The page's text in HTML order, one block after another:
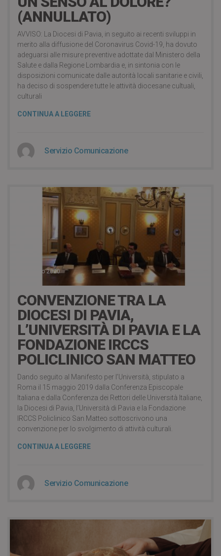
(ANNULLATO)
AVVISO: La Diocesi di Pavia, in seguito ai recenti sviluppi in
merito alla diffusione del Coronavirus Covid-19, ha dovuto
adeguarsi alle misure preventive adottate dal Ministero della
Salute e dalla Regione Lombardia e, in sintonia con le
disposizioni comunicate dalle autorità locali sanitarie e civili,
ha deciso di sospendere tutte le attività diocesane cultuali,
culturali
CONTINUA A LEGGERE
Servizio Comunicazione
1 Gennaio 2020
CONVENZIONE TRA LA
DIOCESI DI PAVIA,
L’UNIVERSITÀ DI PAVIA E LA
FONDAZIONE IRCCS
POLICLINICO SAN MATTEO
Dando seguito al Manifesto per l’Università, stipulato a
Roma il 15 maggio 2019 dalla Conferenza Episcopale
Italiana e dalla Conferenza dei Rettori delle Università Italiane,
la Diocesi di Pavia, l’Università di Pavia e la Fondazione
IRCCS Policlinico San Matteo sottoscrivono una
convenzione per lo svolgimento di attività culturali.
CONTINUA A LEGGERE
Servizio Comunicazione